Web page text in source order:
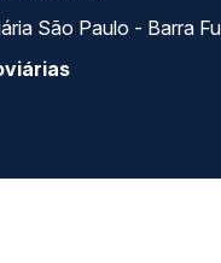
São Paulo - Barra